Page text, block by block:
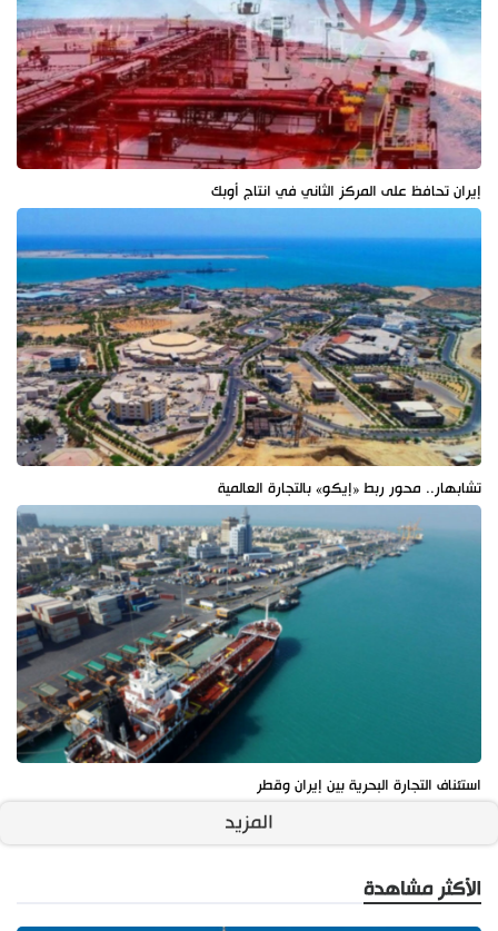
إيران تحافظ على المركز الثاني في انتاج أوبك
تشابهار.. محور ربط «إيكو» بالتجارة العالمية
استئناف التجارة البحرية بين إيران وقطر
المزيد
الأكثر مشاهدة